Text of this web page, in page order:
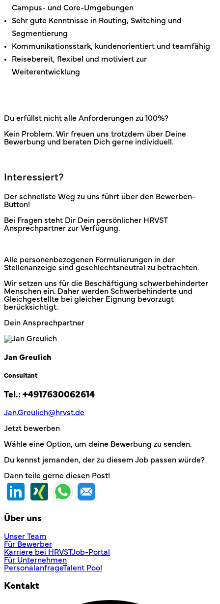
Campus- und Core-Umgebungen
Sehr gute Kenntnisse in Routing, Switching und
Segmentierung
Kommunikationsstark, kundenorientiert und teamfähig
Reisebereit, flexibel und motiviert zur
Weiterentwicklung
Du erfüllst nicht alle Anforderungen zu 100%?
Kein Problem. Wir freuen uns trotzdem über Deine
Bewerbung und beraten Dich gerne individuell.
Interessiert?
Der schnellste Weg zu uns führt über den Bewerben-
Button!
Bei Fragen steht Dir Dein persönlicher HRVST
Ansprechpartner zur Verfügung.
Alle personenbezogenen Formulierungen in der
Stellenanzeige sind geschlechtsneutral zu betrachten.
Wir setzen uns für die Beschäftigung schwerbehinderter
Menschen ein. Daher werden Schwerbehinderte und
Gleichgestellte bei gleicher Eignung bevorzugt
berücksichtigt.
Dein Ansprechpartner
Jan Greulich
Consultant
Tel.: +4917630062614
Jan.Greulich@hrvst.de
Jetzt bewerben
Wähle eine Option, um deine Bewerbung zu senden.
Du kennst jemanden, der zu diesem Job passen würde?
Dann teile gerne diesen Post!
Über uns
Unser Team
Für Bewerber
Karriere bei HRVSTJob-Portal
Für Unternehmen
PersonalanfrageTalent Pool
Kontakt